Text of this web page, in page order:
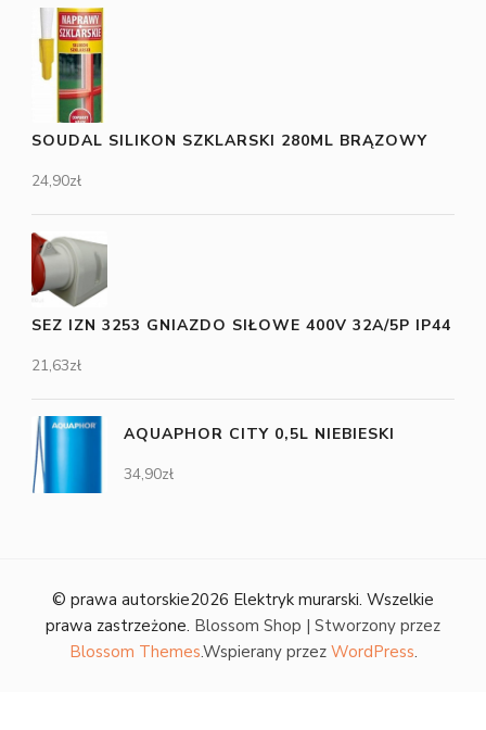
SOUDAL SILIKON SZKLARSKI 280ML BRĄZOWY
24,90zł
SEZ IZN 3253 GNIAZDO SIŁOWE 400V 32A/5P IP44
21,63zł
AQUAPHOR CITY 0,5L NIEBIESKI
34,90zł
© prawa autorskie2026 Elektryk murarski. Wszelkie
prawa zastrzeżone. Blossom Shop | Stworzony przez
Blossom Themes.Wspierany przez WordPress.